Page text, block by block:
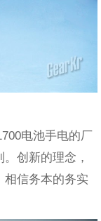
电池手电的厂
创新的理念，
相信务本的务实